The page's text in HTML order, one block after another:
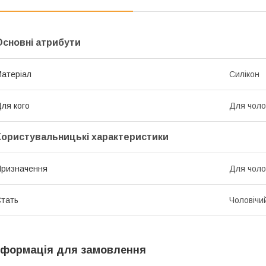
атрибути
Силікон
кого Для
характеристики
Для
для замовлення